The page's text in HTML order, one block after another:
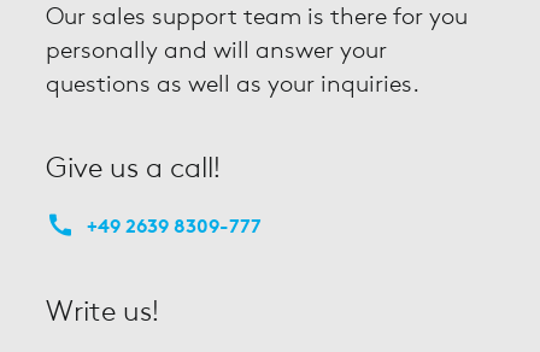
Our sales support team is there for you
personally and will answer your
questions as well as your inquiries.
Give us a call!
+49 2639 8309-777
Write us!